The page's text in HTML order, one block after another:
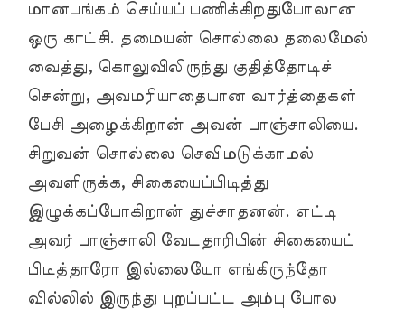
மானபங்கம் செய்யப் பணிக்கிறதுபோலான
ஒரு காட்சி. தமையன் சொல்லை தலைமேல்
வைத்து, கொலுவிலிருந்து குதித்தோடிச்
சென்று, அவமரியாதையான வார்த்தைகள்
பேசி அழைக்கிறான் அவன் பாஞ்சாலியை.
சிறுவன் சொல்லை செவிமடுக்காமல்
அவளிருக்க, சிகையைப்பிடித்து
இழுக்கப்போகிறான் துச்சாதனன். எட்டி
அவர் பாஞ்சாலி வேடதாரியின் சிகையைப்
பிடித்தாரோ இல்லையோ எங்கிருந்தோ
வில்லில் இருந்து புறப்பட்ட அம்பு போல